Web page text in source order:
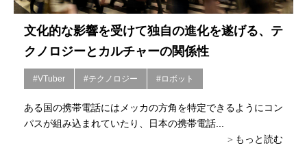
文化的な影響を受けて独自の進化を遂げる、テ
クノロジーとカルチャーの関係性
#VTuber #テクノロジー #ロボット
ある国の携帯電話にはメッカの方角を特定できるようにコン
パスが組み込まれていたり、日本の携帯電話...
もっと読む